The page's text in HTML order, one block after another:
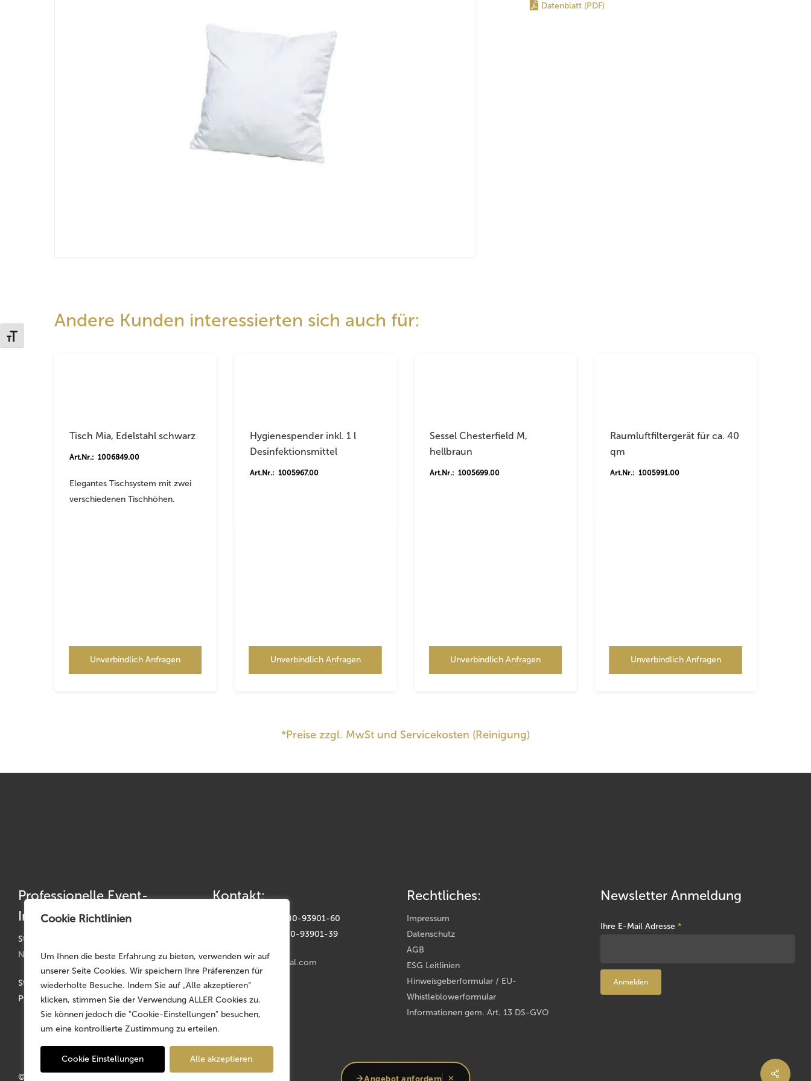
Cookie Richtlinien
Um Ihnen die beste Erfahrung zu bieten, verwenden wir auf
unserer Seite Cookies. Wir speichern Ihre Präferenzen für
wiederholte Besuche. Indem Sie auf „Alle akzeptieren“
klicken, stimmen Sie der Verwendung ALLER Cookies zu.
Sie können jedoch die "Cookie-Einstellungen" besuchen,
um eine kontrollierte Zustimmung zu erteilen.
Cookie Einstellungen Alle akzeptieren
Schrift vergrößern
Datenblatt (PDF)
Andere Kunden interessierten sich auch für:
Tisch Mia, Edelstahl schwarz
Art.Nr.: 1006849.00
Elegantes Tischsystem mit zwei
verschiedenen Tischhöhen.
Unverbindlich Anfragen
Hygienespender inkl. 1 l
Desinfektionsmittel
Art.Nr.: 1005967.00
Unverbindlich Anfragen
Sessel Chesterfield M,
hellbraun
Art.Nr.: 1005699.00
Unverbindlich Anfragen
Raumluftfiltergerät für ca. 40
qm
Art.Nr.: 1005991.00
Unverbindlich Anfragen
*Preise zzgl. MwSt und Servicekosten (Reinigung)
Professionelle Event-
Infrastruktur
Standorte:
Nürnberg | München | Köln | Hannover
Stammsitz: Faber-Castell-Str. 11-20, D-90602
Pyrbaum
Kontakt:
Telefon: +49 (0) 9180-93901-60
Telefax: +49 (0) 9180-93901-39
germany@mojorental.com
Rechtliches:
Impressum
Datenschutz
AGB
ESG Leitlinien
Hinweisgeberformular / EU-
Whistleblowerformular
Informationen gem. Art. 13 DS-GVO
Newsletter Anmeldung
Ihre E-Mail Adresse*
© 2026 MOJO Rental Germany – Part of the Angebot anfordern ✕